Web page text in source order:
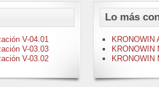
V-04.01
V-03.03
V-03.02
Lo más
KRONOWIN
KRONOWIN
KRONOWIN